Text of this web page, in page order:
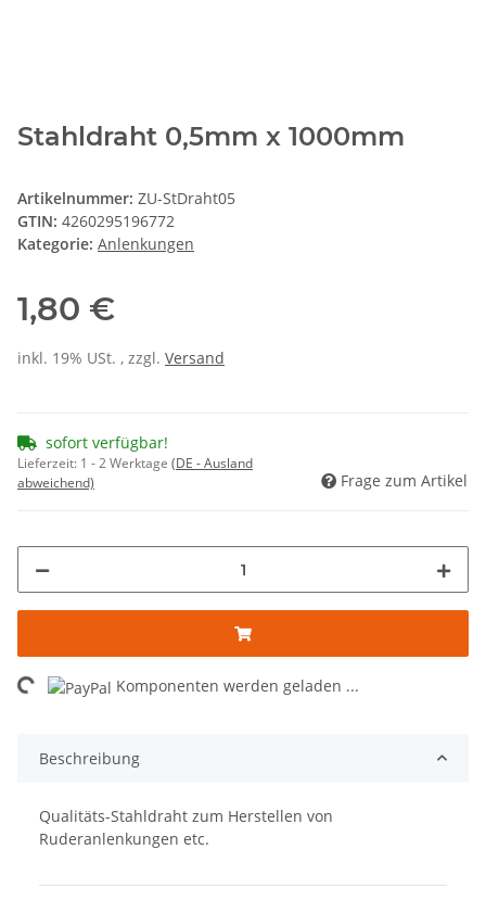
Stahldraht 0,5mm x 1000mm
Artikelnummer: ZU-StDraht05
GTIN: 4260295196772
Kategorie: Anlenkungen
1,80 €
inkl. 19% USt. , zzgl. Versand
sofort verfügbar!
Lieferzeit: 1 - 2 Werktage (DE - Ausland
abweichend)
Frage zum Artikel
Komponenten werden geladen ...
Beschreibung
Qualitäts-Stahldraht zum Herstellen von
Ruderanlenkungen etc.